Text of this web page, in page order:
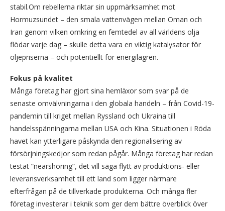
stabil.Om rebellerna riktar sin uppmärksamhet mot
Hormuzsundet – den smala vattenvägen mellan Oman och
Iran genom vilken omkring en femtedel av all världens olja
flödar varje dag – skulle detta vara en viktig katalysator för
oljepriserna – och potentiellt för energilagren.
Fokus på kvalitet
Många företag har gjort sina hemläxor som svar på de
senaste omvälvningarna i den globala handeln – från Covid-19-
pandemin till kriget mellan Ryssland och Ukraina till
handelsspänningarna mellan USA och Kina. Situationen i Röda
havet kan ytterligare påskynda den regionalisering av
försörjningskedjor som redan pågår. Många företag har redan
testat ”nearshoring”, det vill säga flytt av produktions- eller
leveransverksamhet till ett land som ligger närmare
efterfrågan på de tillverkade produkterna. Och många fler
företag investerar i teknik som ger dem bättre överblick över